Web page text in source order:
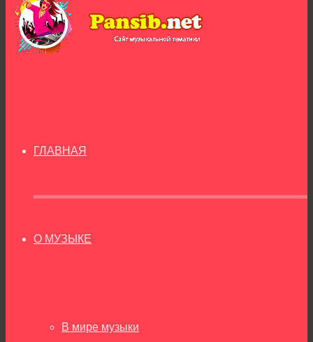
ГЛАВНАЯ
О МУЗЫКЕ
В мире музыки